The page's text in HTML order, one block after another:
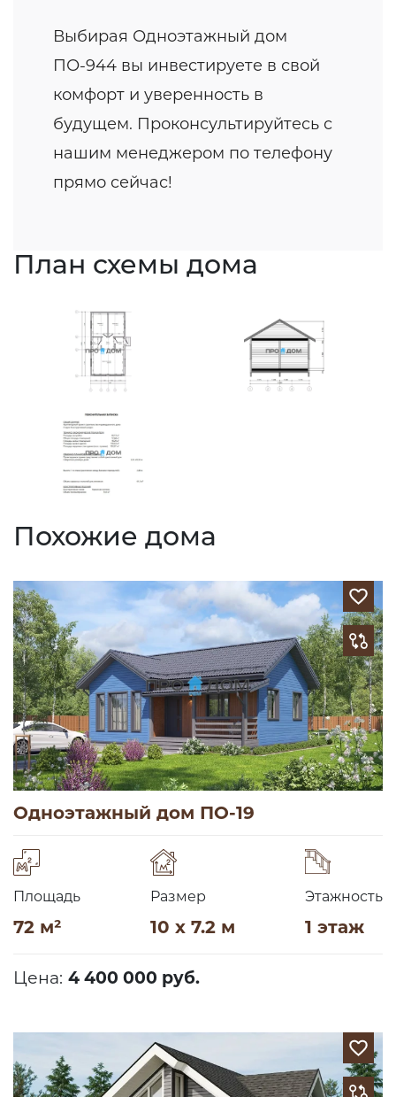
Выбирая Одноэтажный дом
ПО-944 вы инвестируете в свой
комфорт и уверенность в
будущем. Проконсультируйтесь с
нашим менеджером по телефону
прямо сейчас!
План схемы дома
Похожие дома
Одноэтажный дом ПО-19
Площадь
72 м²
Размер
10 x 7.2 м
Этажность
1 этаж
Цена: 4 400 000 руб.